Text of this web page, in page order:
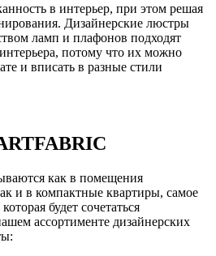
в интерьер, при этом решая
Дизайнерские люстры
ламп и плафонов подходят
потому что их можно
и вписать в разные стили
как в помещения
и в компактные квартиры, самое
будет сочетаться
ассортименте дизайнерских